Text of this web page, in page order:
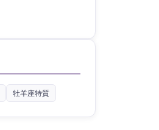
牡羊座特質